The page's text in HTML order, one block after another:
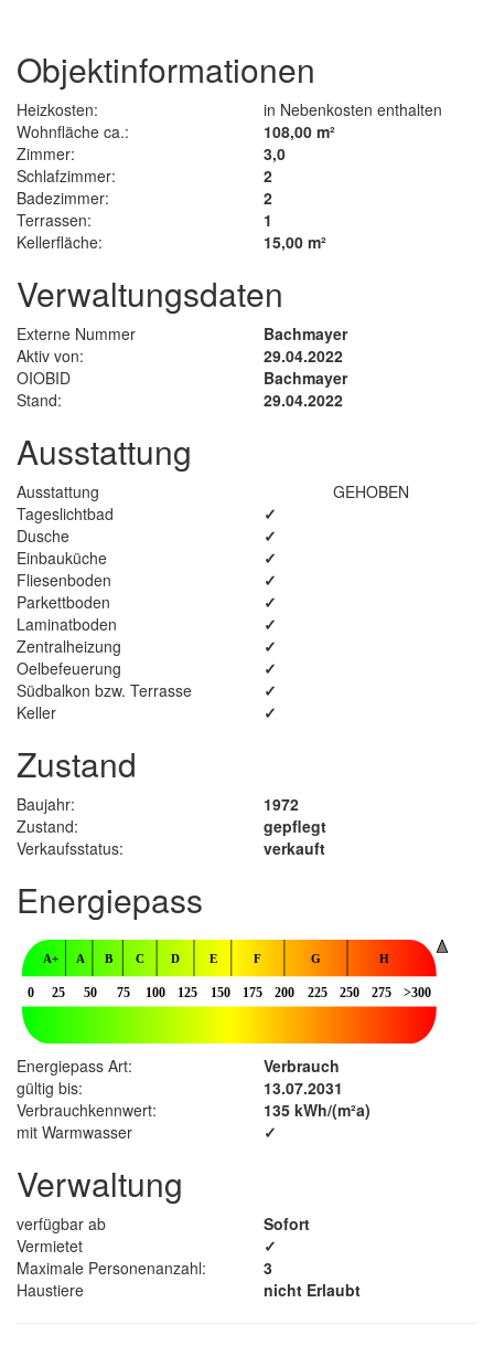
Objektinformationen
Heizkosten:
in Nebenkosten enthalten
Wohnfläche ca.:
108,00 m²
Zimmer:
3,0
Schlafzimmer:
2
Badezimmer:
2
Terrassen:
1
Kellerfläche:
15,00 m²
Verwaltungsdaten
Externe Nummer
Bachmayer
Aktiv von:
29.04.2022
OIOBID
Bachmayer
Stand:
29.04.2022
Ausstattung
Ausstattung
GEHOBEN
Tageslichtbad
✓
Dusche
✓
Einbauküche
✓
Fliesenboden
✓
Parkettboden
✓
Laminatboden
✓
Zentralheizung
✓
Oelbefeuerung
✓
Südbalkon bzw. Terrasse
✓
Keller
✓
Zustand
Baujahr:
1972
Zustand:
gepflegt
Verkaufsstatus:
verkauft
Energiepass
Energiepass Art:
Verbrauch
gültig bis:
13.07.2031
Verbrauchkennwert:
135 kWh/(m²a)
mit Warmwasser
✓
Verwaltung
verfügbar ab
Sofort
Vermietet
✓
Maximale Personenanzahl:
3
Haustiere
nicht Erlaubt